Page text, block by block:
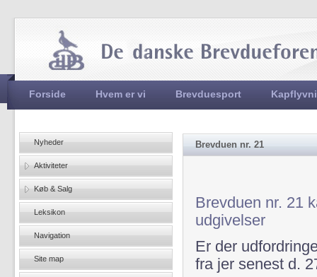
Hovedmenu
Forside Hvem er vi Brevduesport
Brevduen nr. 21
Brevduen nr. 21
udgivelser
Er der
fra jer senest d.
Nyheder
Aktiviteter
Køb & Salg
Leksikon
Navigation
Site map